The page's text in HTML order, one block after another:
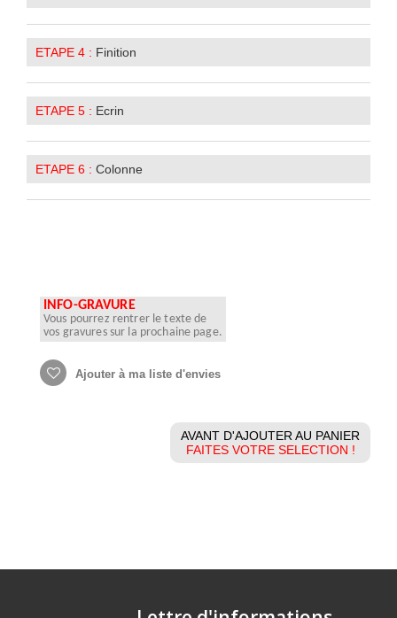
ETAPE 4 : Finition
ETAPE 5 : Ecrin
ETAPE 6 : Colonne
INFO-GRAVURE
Vous pourrez rentrer le texte de
vos gravures sur la prochaine page.
Ajouter à ma liste d'envies
AVANT D'AJOUTER AU PANIER
FAITES VOTRE SELECTION !